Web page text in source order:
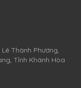
Thành Phương,
Tỉnh Khánh Hòa